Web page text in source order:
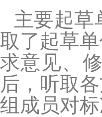
主要起草
取了起草
求意见、
后，听取
组成员对